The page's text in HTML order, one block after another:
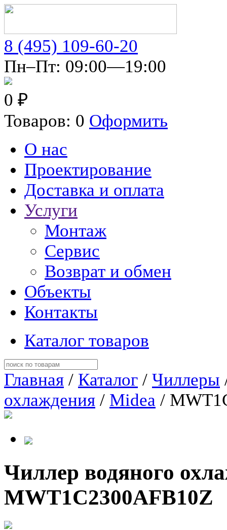
8 (495) 109-60-20
Пн–Пт: 09:00—19:00
0 ₽
Товаров: 0 Оформить
О нас
Проектирование
Доставка и оплата
Услуги
Монтаж
Сервис
Возврат и обмен
Объекты
Контакты
Каталог товаров
Главная / Каталог / Чиллеры
охлаждения / Midea /
Чиллер водяного
MWT1C2300AFB10Z